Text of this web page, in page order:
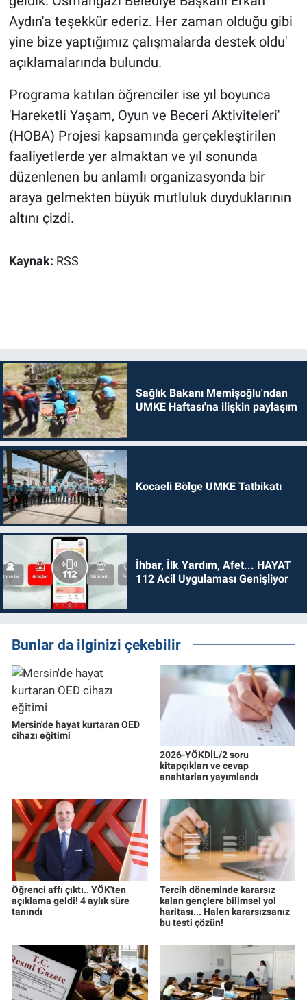
Aydın'a teşekkür ederiz. Her zaman olduğu gibi
yine bize yaptığımız çalışmalarda destek oldu'
açıklamalarında bulundu.
Programa katılan öğrenciler ise yıl boyunca
'Hareketli Yaşam, Oyun ve Beceri Aktiviteleri'
(HOBA) Projesi kapsamında gerçekleştirilen
faaliyetlerde yer almaktan ve yıl sonunda
düzenlenen bu anlamlı organizasyonda bir
araya gelmekten büyük mutluluk duyduklarının
altını çizdi.
Kaynak: RSS
Sağlık Bakanı Memişoğlu'ndan
UMKE Haftası'na ilişkin paylaşım
Kocaeli Bölge UMKE Tatbikatı
İhbar, İlk Yardım, Afet... HAYAT
112 Acil Uygulaması Genişliyor
Bunlar da ilginizi çekebilir
Mersin'de hayat kurtaran OED
cihazı eğitimi
2026-YÖKDİL/2 soru
kitapçıkları ve cevap
anahtarları yayımlandı
Öğrenci affı çıktı.. YÖK'ten
açıklama geldi! 4 aylık süre
tanındı
Tercih döneminde kararsız
kalan gençlere bilimsel yol
haritası... Halen kararsızsanız
bu testi çözün!